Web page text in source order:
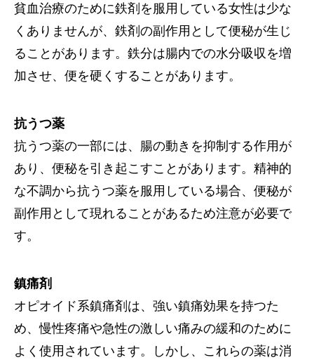
貧血治療のために鉄剤を服用している女性は少な
くありませんが、鉄剤の副作用として便秘が生じ
ることがあります。鉄分は腸内での水分吸収を増
加させ、便を硬くすることがあります。
抗うつ薬
抗うつ薬の一部には、腸の動きを抑制する作用が
あり、便秘を引き起こすことがあります。精神的
な不調から抗うつ薬を服用している場合、便秘が
副作用として現れることがあるため注意が必要で
す。
鎮痛剤
オピオイド系鎮痛剤は、強い鎮痛効果を持つた
め、慢性疼痛や急性の激しい痛みの緩和のために
よく使用されています。しかし、これらの薬は消